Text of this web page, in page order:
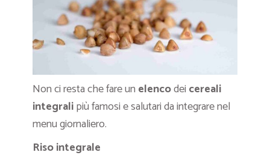
Non ci resta che fare un elencodei cereali
integralipiù famosi e salutari da integrare nel
menu giornaliero.
Riso integrale